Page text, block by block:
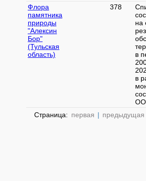
Флора
памятника
природы
"Алексин
Бор"
(Тульская
область)
378
на
в
в
Страница: первая | предыдущая